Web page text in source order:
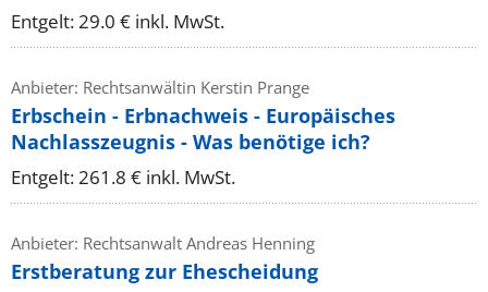
Entgelt: 29.0 € inkl. MwSt.
Anbieter: Rechtsanwältin Kerstin Prange
Erbschein - Erbnachweis - Europäisches
Nachlasszeugnis - Was benötige ich?
Entgelt: 261.8 € inkl. MwSt.
Anbieter: Rechtsanwalt Andreas Henning
Erstberatung zur Ehescheidung